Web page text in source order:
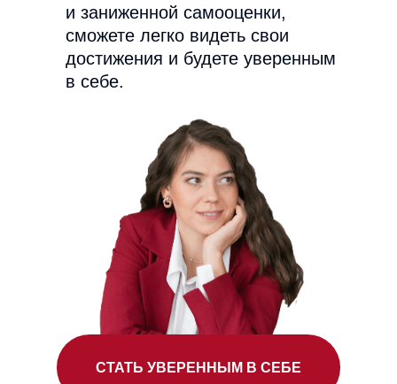
и заниженной самооценки,
сможете легко видеть свои
достижения и будете уверенным
в себе.
СТАТЬ УВЕРЕННЫМ В СЕБЕ